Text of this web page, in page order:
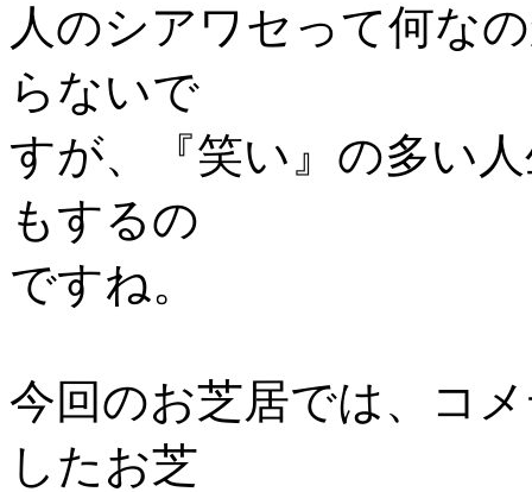
人のシアワセって何な
らないで
すが、『笑い』の多い
もするの
ですね。
今回のお芝居では、コ
したお芝